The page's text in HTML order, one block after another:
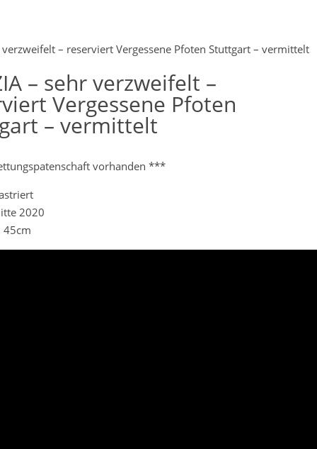
verzweifelt – reserviert Vergessene Pfoten Stuttgart – vermittelt
– sehr verzweifelt –
Vergessene Pfoten
– vermittelt
vorhanden ***
2020
45cm